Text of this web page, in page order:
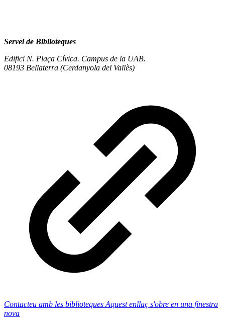
Servei de Biblioteques
Edifici N. Plaça Cívica. Campus de la UAB.
08193 Bellaterra (Cerdanyola del Vallès)
Contacteu amb les biblioteques Aquest enllaç s'obre en una finestra
nova